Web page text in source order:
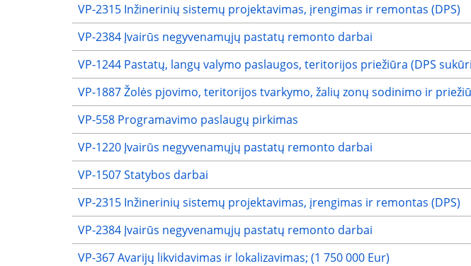
VP-2315 Inžinerinių sistemų projektavimas, įrengimas ir remontas (DPS)
VP-2384 Įvairūs negyvenamųjų pastatų remonto darbai
VP-1244 Pastatų, langų valymo paslaugos, teritorijos priežiūra (DPS
VP-1887 Žolės pjovimo, teritorijos tvarkymo, žalių zonų sodinimo ir
VP-558 Programavimo paslaugų pirkimas
VP-1220 Įvairūs negyvenamųjų pastatų remonto darbai
VP-1507 Statybos darbai
VP-2315 Inžinerinių sistemų projektavimas, įrengimas ir remontas (DPS)
VP-2384 Įvairūs negyvenamųjų pastatų remonto darbai
VP-367 Avarijų likvidavimas ir lokalizavimas; (1 750 000 Eur)